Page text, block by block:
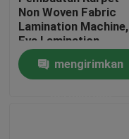
Kontrol kualitas
Hubungi kami
Non Woven Fabric
Lamination Machine,
Eva Lamination
Machine
mengirimkan